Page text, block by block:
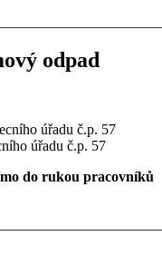
od­pad
úřadu č.p. 57
úřadu č.p. 57
do ru­kou pra­cov­ní­ků